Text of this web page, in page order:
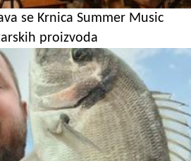
se Krnica Summer Music
proizvoda